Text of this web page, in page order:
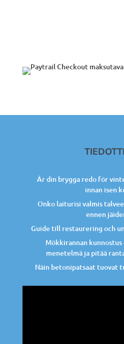
Är din brygga redo för
innan isen
Onko laiturisi valmis
ennen
Guide till restaurering och
Mökkirannan
menetelmä ja pitää
Näin betonipatsaat tuovat